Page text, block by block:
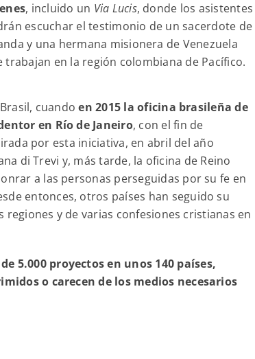
, incluido un Via Lucis, donde los asistentes
escuchar el testimonio de un sacerdote de
y una hermana misionera de Venezuela
trabajan en la región colombiana de Pacífico.
cuandoen 2015 la oficina brasileña de
en Río de Janeiro, con el fin de
por esta iniciativa, en abril del año
di Trevi y, más tarde, la oficina de Reino
a las personas perseguidas por su fe en
entonces, otros países han seguido su
y de varias confesiones cristianas en
5.000 proyectos en unos 140 países,
o carecen de los medios necesarios